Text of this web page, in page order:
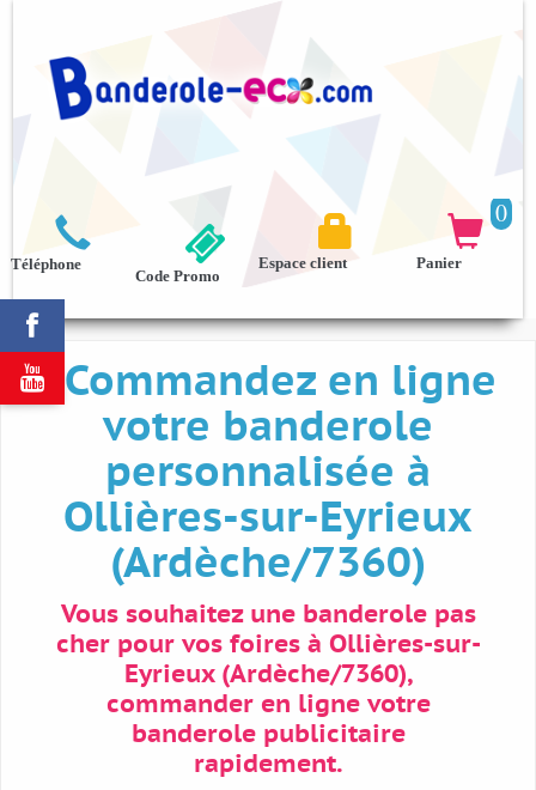



Téléphone
0

Panier

Espace client
Code Promo
Commandez en ligne
votre banderole
personnalisée à
Ollières-sur-Eyrieux
(Ardèche/7360)
Vous souhaitez une banderole pas
cher pour vos foires à Ollières-sur-
Eyrieux (Ardèche/7360),
commander en ligne votre
banderole publicitaire
rapidement.